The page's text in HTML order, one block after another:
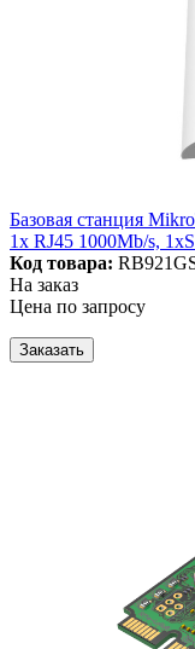
Базовая станция
1x RJ45 1000Mb/s,
Код товара:
На заказ
Цена по запросу
Заказать